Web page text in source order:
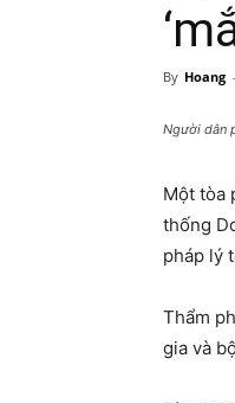
By Hoang -
Người dân
Một tòa
thống
pháp lý
Thẩm
gia và